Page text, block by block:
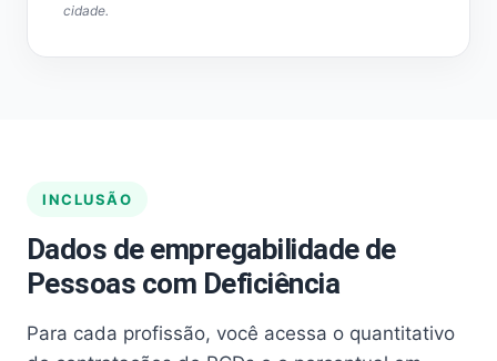
cidade.
INCLUSÃO
Dados de empregabilidade de
Pessoas com Deficiência
Para cada profissão, você acessa o quantitativo